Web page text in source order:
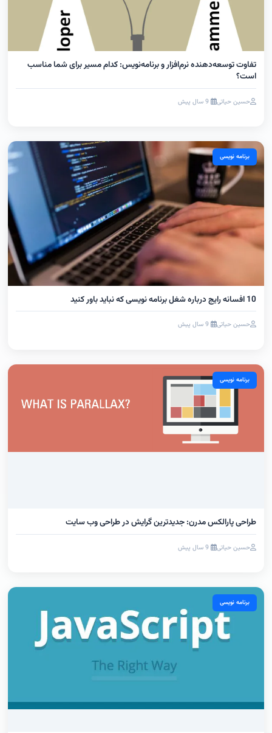
تفاوت توسعه‌دهنده نرم‌افزار و برنامه‌نویس: کدام مسیر برای شما مناسب
است؟
حسین حیاتی 9 سال پیش
برنامه نویسی
10 افسانه رایج درباره شغل برنامه نویسی که نباید باور کنید
حسین حیاتی 9 سال پیش
برنامه نویسی
طراحی پارالکس مدرن: جدیدترین گرایش در طراحی وب سایت
حسین حیاتی 9 سال پیش
برنامه نویسی